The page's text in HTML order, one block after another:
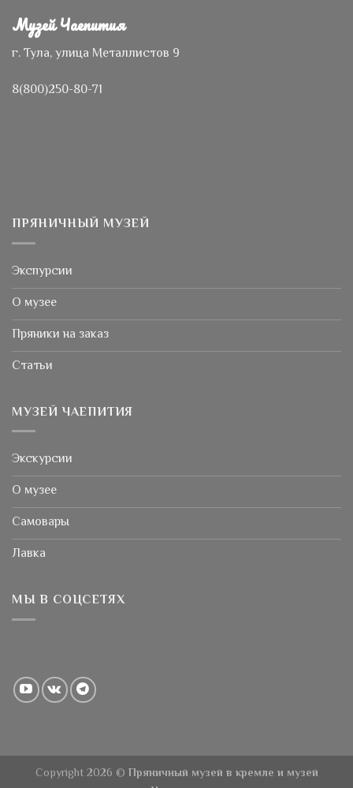
Музей Чаепития
г. Тула, улица Металлистов 9
8(800)250-80-71
ПРЯНИЧНЫЙ МУЗЕЙ
Экспурсии
О музее
Пряники на заказ
Статьи
МУЗЕЙ ЧАЕПИТИЯ
Экскурсии
О музее
Самовары
Лавка
МЫ В СОЦСЕТЯХ
Copyright 2026 © Пряничный музей в кремле и музей